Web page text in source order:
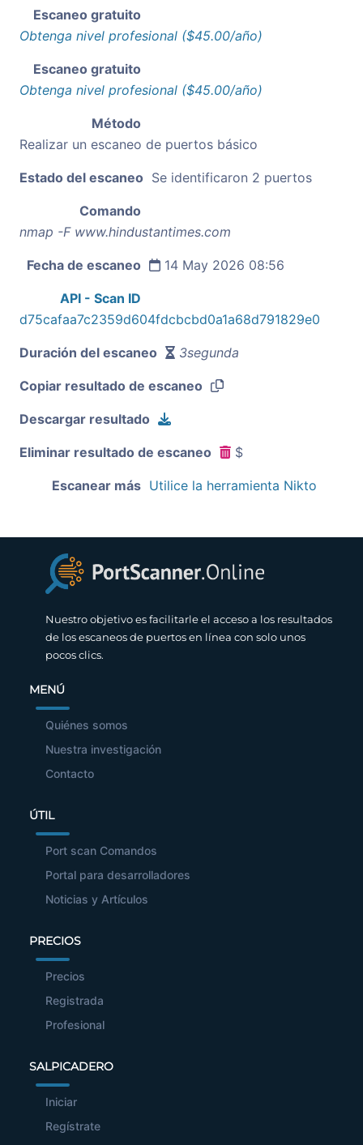
Escaneo gratuito
Obtenga nivel profesional ($45.00/año)
Escaneo gratuito
Obtenga nivel profesional ($45.00/año)
Método
Realizar un escaneo de puertos básico
Estado del escaneo Se identificaron 2 puertos
Comando
nmap -F www.hindustantimes.com
Fecha de escaneo 14 May 2026 08:56
API - Scan ID
d75cafaa7c2359d604fdcbcbd0a1a68d791829e0
Duración del escaneo 3segunda
Copiar resultado de escaneo
Descargar resultado
Eliminar resultado de escaneo $
Escanear más Utilice la herramienta Nikto
Nuestro objetivo es facilitarle el acceso a los resultados
de los escaneos de puertos en línea con solo unos
pocos clics.
MENÚ
Quiénes somos
Nuestra investigación
Contacto
ÚTIL
Port scan Comandos
Portal para desarrolladores
Noticias y Artículos
PRECIOS
Precios
Registrada
Profesional
SALPICADERO
Iniciar
Regístrate